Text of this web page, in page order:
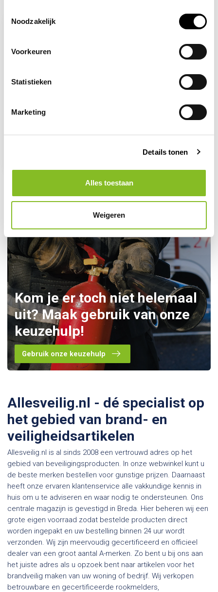
Noodzakelijk
Voorkeuren
Statistieken
Marketing
Details tonen
Alles toestaan
Weigeren
Kom je er toch niet helemaal
uit? Maak gebruik van onze
keuzehulp!
Gebruik onze keuzehulp
Allesveilig.nl - dé specialist op
het gebied van brand- en
veiligheidsartikelen
Allesveilig.nl is al sinds 2008 een vertrouwd adres op het
gebied van beveiligingsproducten. In onze webwinkel kunt u
de beste merken bestellen voor gunstige prijzen. Daarnaast
heeft onze ervaren klantenservice alle vakkundige kennis in
huis om u te adviseren en waar nodig te ondersteunen. Ons
centrale magazijn is gevestigd in Breda. Hier beheren wij een
grote eigen voorraad zodat bestelde producten direct
worden ingepakt en uw bestelling binnen 24 uur wordt
verzonden. Wij zijn meervoudig gecertificeerd en officieel
dealer van een groot aantal A-merken. Zo bent u bij ons aan
het juiste adres als u opzoek bent naar artikelen voor het
brandveilig maken van uw woning of bedrijf. Wij verkopen
betrouwbare en gecertificeerde rookmelders,